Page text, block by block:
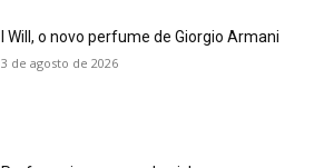
I Will, o novo perfume de Giorgio Armani
3 de agosto de 2026